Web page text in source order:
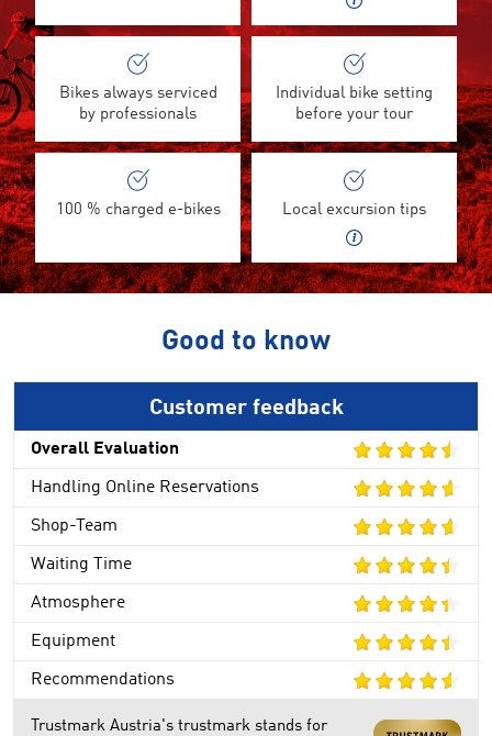
Bikes always serviced
by professionals
Individual bike setting
before your tour
100 % charged e-bikes Local excursion tips
Good to know
Customer feedback
Overall Evaluation
Handling Online Reservations
Shop-Team
Waiting Time
Atmosphere
Equipment
Recommendations
Trustmark Austria's trustmark stands for